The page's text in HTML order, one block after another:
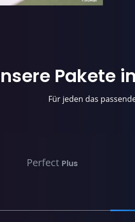
Pakete
Für jeden das
Perfect Plus